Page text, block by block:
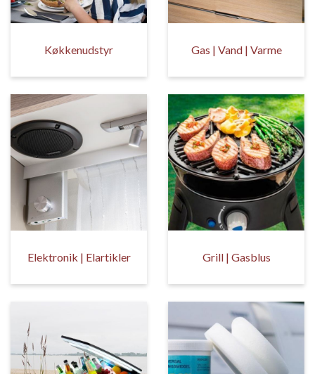
Køkkenudstyr Gas | Vand | Varme
Elektronik | Elartikler Grill | Gasblus